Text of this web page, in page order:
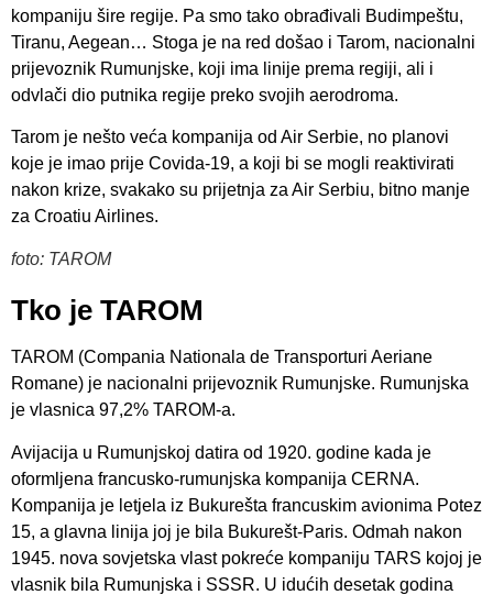
kompaniju šire regije. Pa smo tako obrađivali Budimpeštu,
Tiranu, Aegean… Stoga je na red došao i Tarom, nacionalni
prijevoznik Rumunjske, koji ima linije prema regiji, ali i
odvlači dio putnika regije preko svojih aerodroma.
Tarom je nešto veća kompanija od Air Serbie, no planovi
koje je imao prije Covida-19, a koji bi se mogli reaktivirati
nakon krize, svakako su prijetnja za Air Serbiu, bitno manje
za Croatiu Airlines.
foto: TAROM
Tko je TAROM
TAROM (Compania Nationala de Transporturi Aeriane
Romane) je nacionalni prijevoznik Rumunjske. Rumunjska
je vlasnica 97,2% TAROM-a.
Avijacija u Rumunjskoj datira od 1920. godine kada je
oformljena francusko-rumunjska kompanija CERNA.
Kompanija je letjela iz Bukurešta francuskim avionima Potez
15, a glavna linija joj je bila Bukurešt-Paris. Odmah nakon
1945. nova sovjetska vlast pokreće kompaniju TARS kojoj je
vlasnik bila Rumunjska i SSSR. U idućih desetak godina